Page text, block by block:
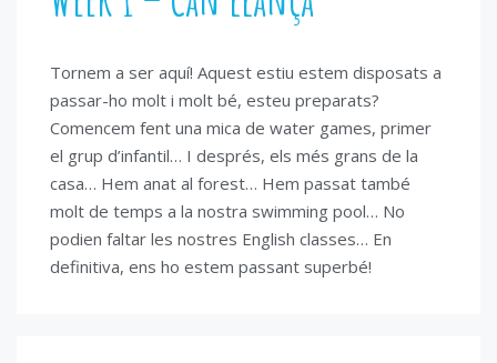
Tornem a ser aquí! Aquest estiu estem disposats a
passar-ho molt i molt bé, esteu preparats?
Comencem fent una mica de water games, primer
el grup d’infantil… I després, els més grans de la
casa… Hem anat al forest… Hem passat també
molt de temps a la nostra swimming pool… No
podien faltar les nostres English classes… En
definitiva, ens ho estem passant superbé!